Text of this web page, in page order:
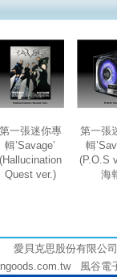
第一張迷你專
輯’Savage’
(Hallucination
Quest ver.)
第一張
輯
(P.O.S
海
愛貝克思股份有限
風谷電子商